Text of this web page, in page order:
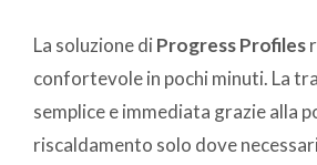
La soluzione di Progress Profiles
confortevole in pochi minuti. La
semplice e immediata grazie alla
riscaldamento solo dove